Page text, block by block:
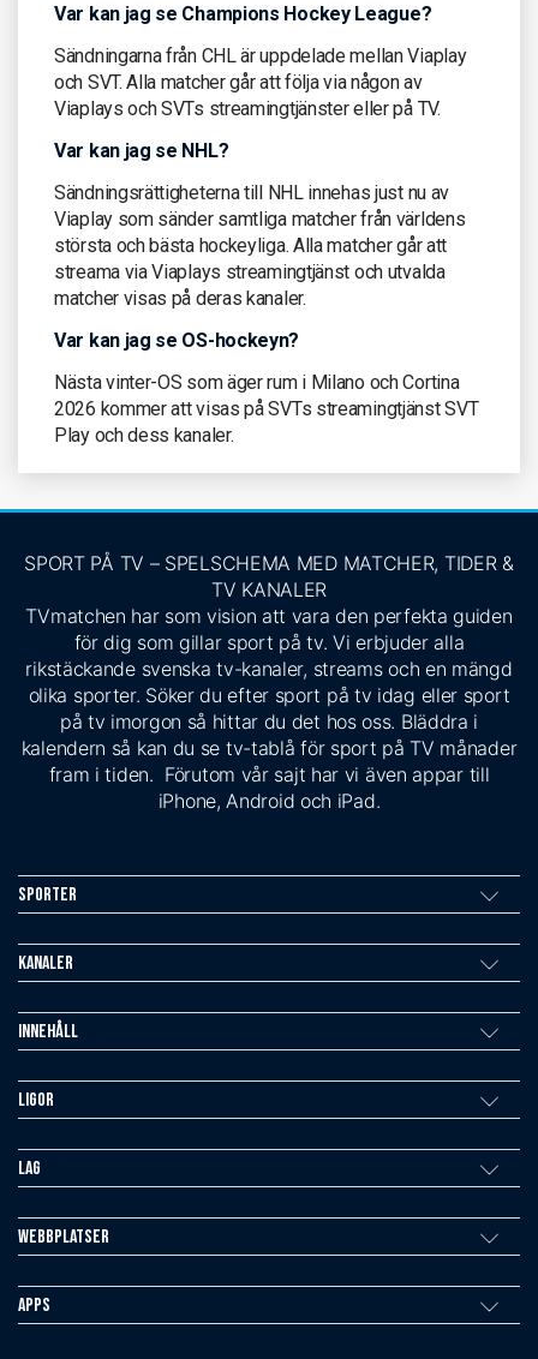
Var kan jag se Champions Hockey League?
Sändningarna från CHL är uppdelade mellan Viaplay
och SVT. Alla matcher går att följa via någon av
Viaplays och SVTs streamingtjänster eller på TV.
Var kan jag se NHL?
Sändningsrättigheterna till NHL innehas just nu av
Viaplay som sänder samtliga matcher från världens
största och bästa hockeyliga. Alla matcher går att
streama via Viaplays streamingtjänst och utvalda
matcher visas på deras kanaler.
Var kan jag se OS-hockeyn?
Nästa vinter-OS som äger rum i Milano och Cortina
2026 kommer att visas på SVTs streamingtjänst SVT
Play och dess kanaler.
SPORT PÅ TV – SPELSCHEMA MED MATCHER, TIDER &
TV KANALER
TVmatchen har som vision att vara den perfekta guiden
för dig som gillar sport på tv. Vi erbjuder alla
rikstäckande svenska tv-kanaler, streams och en mängd
olika sporter. Söker du efter sport på tv idag eller sport
på tv imorgon så hittar du det hos oss. Bläddra i
kalendern så kan du se tv-tablå för sport på TV månader
fram i tiden. Förutom vår sajt har vi även appar till
iPhone, Android och iPad.
Sporter
Kanaler
Innehåll
Ligor
Lag
Webbplatser
Apps